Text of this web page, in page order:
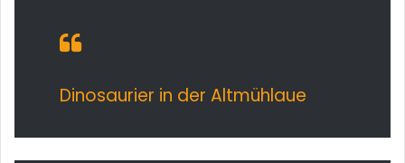
Dinosaurier in der Altmühlaue